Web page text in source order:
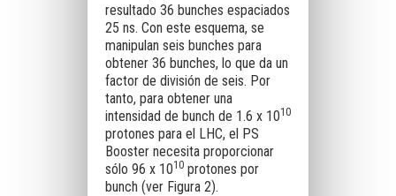
resultado 36 bunches espaciados
25 ns. Con este esquema, se
manipulan seis bunches para
obtener 36 bunches, lo que da un
factor de división de seis. Por
tanto, para obtener una
intensidad de bunch de 1.6 x 1010
protones para el LHC, el PS
Booster necesita proporcionar
sólo 96 x 1010protones por
bunch (ver Figura 2).